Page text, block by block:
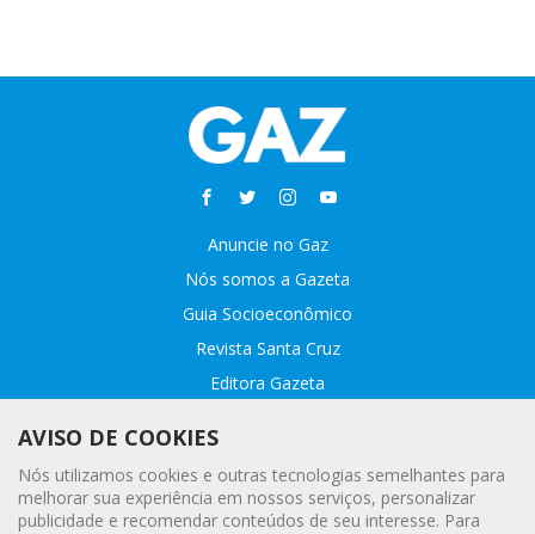
Anuncie no Gaz
Nós somos a Gazeta
Guia Socioeconômico
Revista Santa Cruz
Editora Gazeta
Fale conosco
Webmail
Assinatura Premiada
AVISO DE COOKIES
Nós utilizamos cookies e outras tecnologias semelhantes para
melhorar sua experiência em nossos serviços, personalizar
publicidade e recomendar conteúdos de seu interesse. Para